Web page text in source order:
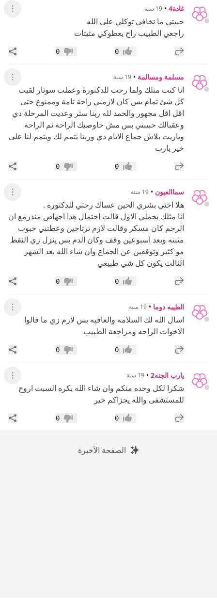
غادة4 • 19 سنة عرض
حببتي ما تخافي توكلي على الله
راجعي الطبيب راح يعطوكي مثبتات
إضافة رد جديد إعجاب0 عدم إعجاب
0
مسلمة ومسالمة • 19 سنة عرض
انا كنت مثلك ولما رحت للدكتورة وعملت سونار لقيت
كل شئ تمام بس كان لازمني راحة تامة وممنوع حتى
اقل اقل مجهور والحمد لله ربنا ستر وعديت المرحلة دي
وعقبالك حبيبتي بس مش حاوصيك الراحة ثم الراحة
وياريت بلاش جماع الايام دي وربنا يتمم لك ويتمم لنا على
خير يارب
إضافة رد جديد إعجاب0 عدم إعجاب
0
سماالعيون • 19 سنة عرض
هلا اختي بشري الحين عساك رحتي للدكتوره .
انا مثلك بحملي الاول قالت احتمال هذا اجهاض منذرمع ان
الرحم كان مسكر وقالت لازم ترتاحين وعطتني حبوب
مثبته وبعد اسبوعين وقف وكان الدم بس ينزل زي النقط
مو كثير وتوقفين عن الجماع وان شاء الله بعد الشهر
الثالث يكون كل شي طبيعي
إضافة رد جديد إعجاب0 عدم إعجاب
0
الطيبه دوما • 19 سنة عرض
اسال الله لك السلامه والعافيه بس لازم زي ما قالوا
الاخوات الراحه ومراجعة الطبيب
إضافة رد جديد إعجاب0 عدم إعجاب
0
يارب الجنه2 • 19 سنة عرض
شكرا لكل وحده منكم وان شاء الله بكره السبت اروح
للمستشفى والله يجزاكم خير
إضافة رد جديد إعجاب0 عدم إعجاب
0
الصفحة الأخيرة